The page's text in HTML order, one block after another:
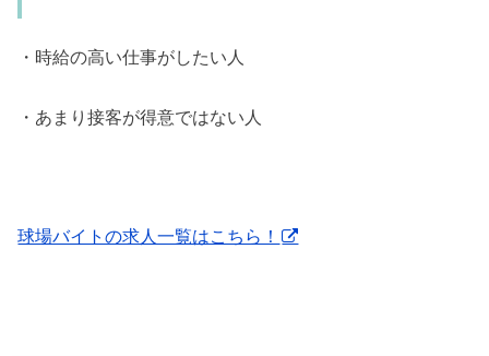
・時給の高い仕事がしたい人
・あまり接客が得意ではない人
球場バイトの求人一覧はこちら！